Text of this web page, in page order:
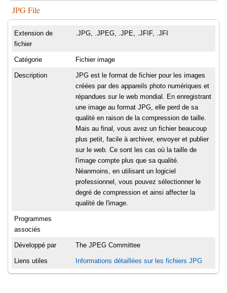
JPG File
Extension de
fichier
.JPG, .JPEG, .JPE, .JFIF, .JFI
Catégorie Fichier image
Description
JPG est le format de fichier pour les images
créées par des appareils photo numériques et
répandues sur le web mondial. En enregistrant
une image au format JPG, elle perd de sa
qualité en raison de la compression de taille.
Mais au final, vous avez un fichier beaucoup
plus petit, facile à archiver, envoyer et publier
sur le web. Ce sont les cas où la taille de
l'image compte plus que sa qualité.
Néanmoins, en utilisant un logiciel
professionnel, vous pouvez sélectionner le
degré de compression et ainsi affecter la
qualité de l'image.
Programmes
associés
Développé par The JPEG Committee
Liens utiles Informations détaillées sur les fichiers JPG